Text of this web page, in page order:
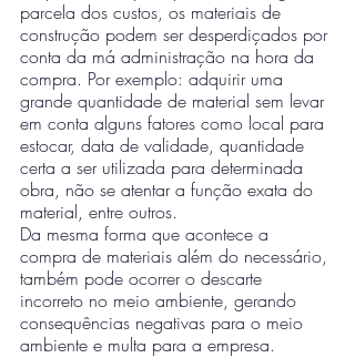
parcela dos custos, os materiais de
construção podem ser desperdiçados por
conta da má administração na hora da
compra. Por exemplo: adquirir uma
grande quantidade de material sem levar
em conta alguns fatores como local para
estocar, data de validade, quantidade
certa a ser utilizada para determinada
obra, não se atentar a função exata do
material, entre outros.
Da mesma forma que acontece a
compra de materiais além do necessário,
também pode ocorrer o descarte
incorreto no meio ambiente, gerando
consequências negativas para o meio
ambiente e multa para a empresa.